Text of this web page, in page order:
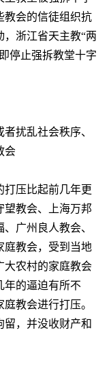
教会的信徒组织抗
浙江省天主教“两
停止强拆教堂十字
扰乱社会秩序、
会
打压比起前几年更
望教会、上海万邦
广州良人教会、
庭教会，受到当地
大农村的家庭教会
年的逼迫有所不
教会进行打压。
留，并没收财产和